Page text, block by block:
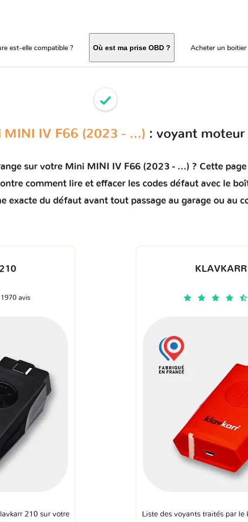
est-elle compatible ? Où est ma prise OBD ? Acheter un boitier
MINI IV F66 (2023 - ...) : voyant moteur
sur votre Mini MINI IV F66 (2023 - ...) ? Cette
comment lire et effacer les codes défautavec le
exacte du défaut avant tout passage au garage ou au
1970 avis
210 sur votre
Liste des voyants traités par le